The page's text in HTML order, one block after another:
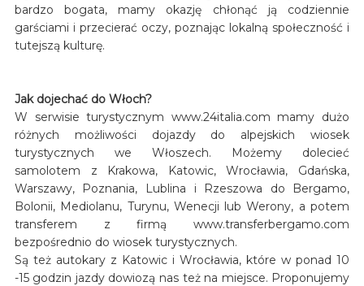
bardzo bogata, mamy okazję chłonąć ją codziennie
garściami i przecierać oczy, poznając lokalną społeczność i
tutejszą kulturę.
Jak dojechać do Włoch?
W serwisie turystycznym www.24italia.com mamy dużo
różnych możliwości dojazdy do alpejskich wiosek
turystycznych we Włoszech. Możemy dolecieć
samolotem z Krakowa, Katowic, Wrocławia, Gdańska,
Warszawy, Poznania, Lublina i Rzeszowa do Bergamo,
Bolonii, Mediolanu, Turynu, Wenecji lub Werony, a potem
transferem z firmą www.transferbergamo.com
bezpośrednio do wiosek turystycznych.
Są też autokary z Katowic i Wrocławia, które w ponad 10
-15 godzin jazdy dowiozą nas też na miejsce. Proponujemy